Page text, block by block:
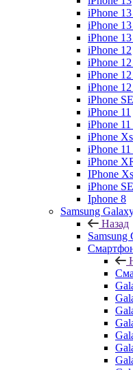
iPhone
iPhone
iPhone
iPhone 12
iPhone
iPhone
iPhone
iPhone
iPhone 11
iPhone
iPhone
iPhone
iPhone
IPhone Xs
iPhone
Iphone 8
Samsung
Назад
Samsung